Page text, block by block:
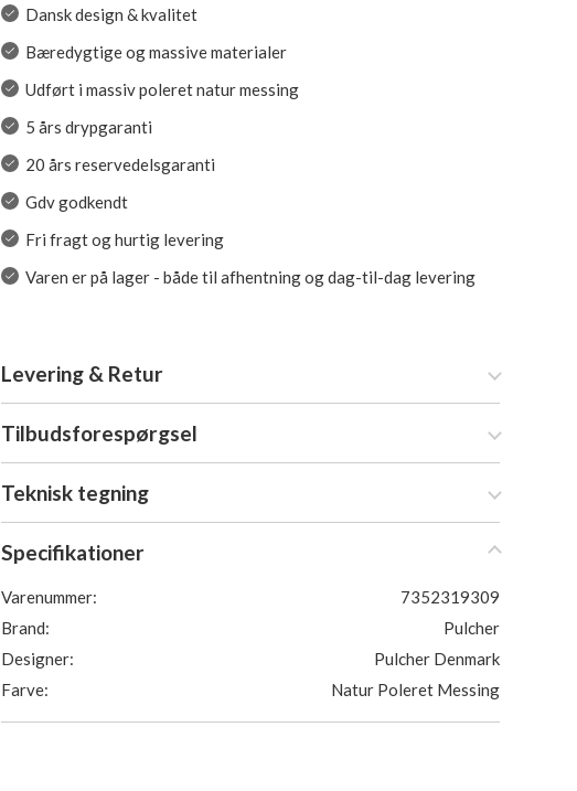
Dansk design & kvalitet
Bæredygtige og massive materialer
Udført i massiv poleret natur messing
5 års drypgaranti
20 års reservedelsgaranti
Gdv godkendt
Fri fragt og hurtig levering
Varen er på lager - både til afhentning og dag-til-dag levering
Levering & Retur
Tilbudsforespørgsel
Teknisk tegning
Specifikationer
Varenummer:
7352319309
Brand:
Pulcher
Designer:
Pulcher Denmark
Farve:
Natur Poleret Messing